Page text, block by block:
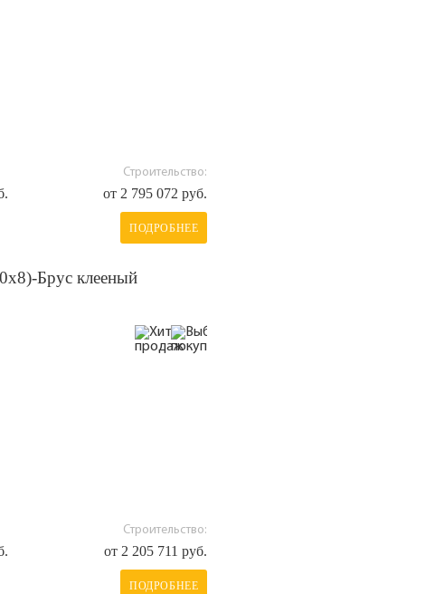
Строительство:
от 2 795 072 руб.
ПОДРОБНЕЕ
Брус клееный
Строительство:
от 2 205 711 руб.
ПОДРОБНЕЕ